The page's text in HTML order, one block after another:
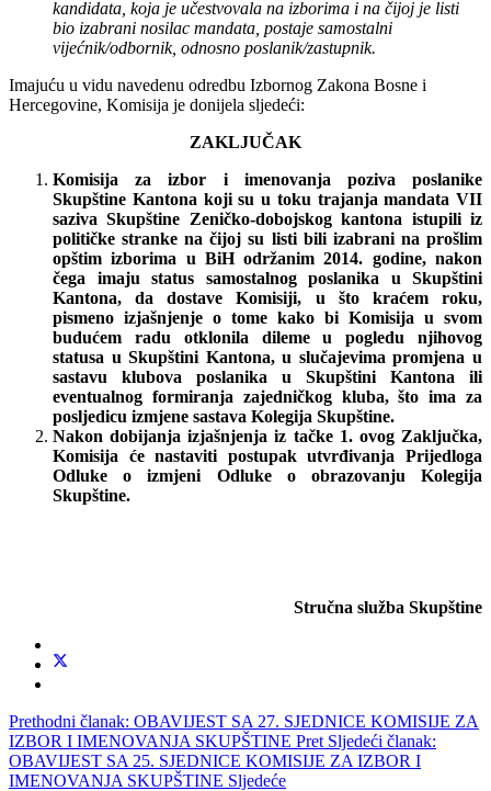
kandidata, koja je učestvovala na izborima i na čijoj je listi
bio izabrani nosilac mandata, postaje samostalni
vijećnik/odbornik, odnosno poslanik/zastupnik.
Imajuću u vidu navedenu odredbu Izbornog Zakona Bosne i
Hercegovine, Komisija je donijela sljedeći:
ZAKLJUČAK
Komisija za izbor i imenovanja poziva poslanike
Skupštine Kantona koji su u toku trajanja mandata VII
saziva Skupštine Zeničko-dobojskog kantona istupili iz
političke stranke na čijoj su listi bili izabrani na prošlim
opštim izborima u BiH održanim 2014. godine, nakon
čega imaju status samostalnog poslanika u Skupštini
Kantona, da dostave Komisiji, u što kraćem roku,
pismeno izjašnjenje o tome kako bi Komisija u svom
budućem radu otklonila dileme u pogledu njihovog
statusa u Skupštini Kantona, u slučajevima promjena u
sastavu klubova poslanika u Skupštini Kantona ili
eventualnog formiranja zajedničkog kluba, što ima za
posljedicu izmjene sastava Kolegija Skupštine.
Nakon dobijanja izjašnjenja iz tačke 1. ovog Zaključka,
Komisija će nastaviti postupak utvrđivanja Prijedloga
Odluke
o izmjeni Odluke o obrazovanju
Kolegija
Skupštine.
Stručna služba Skupštine
Prethodni članak: OBAVIJEST SA 27. SJEDNICE KOMISIJE ZA
IZBOR I IMENOVANJA SKUPŠTINE Pret Sljedeći članak:
OBAVIJEST SA 25. SJEDNICE KOMISIJE ZA IZBOR I
IMENOVANJA SKUPŠTINE Sljedeće